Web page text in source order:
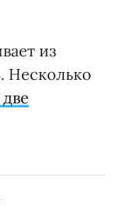
из
Несколько